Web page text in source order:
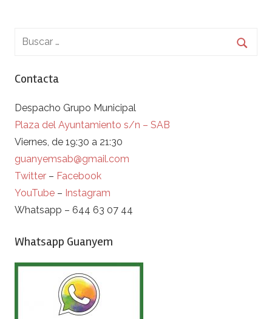
Contacta
Despacho Grupo Municipal
Plaza del Ayuntamiento s/n – SAB
Viernes, de 19:30 a 21:30
guanyemsab@gmail.com
Twitter – Facebook
YouTube – Instagram
Whatsapp – 644 63 07 44
Whatsapp Guanyem